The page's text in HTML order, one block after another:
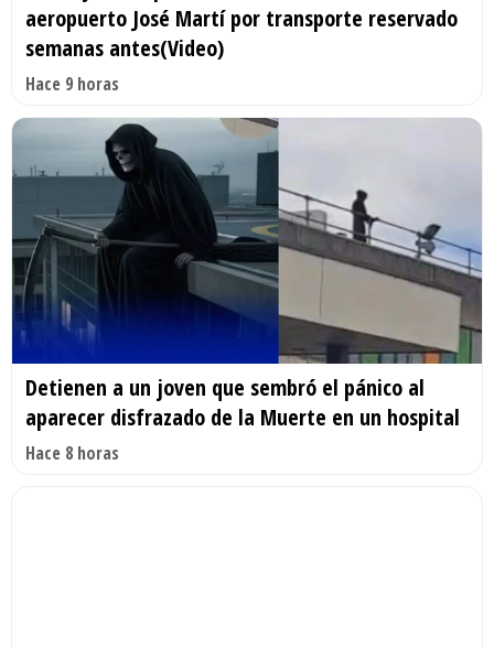
aeropuerto José Martí por transporte reservado
semanas antes(Video)
Hace 9 horas
Detienen a un joven que sembró el pánico al
aparecer disfrazado de la Muerte en un hospital
Hace 8 horas